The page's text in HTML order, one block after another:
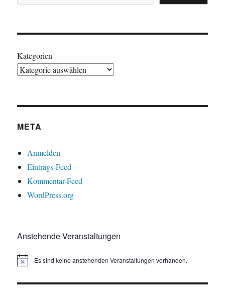
Kategorien
META
Anmelden
Eintrags-Feed
Kommentar-Feed
WordPress.org
Anstehende Veranstaltungen
H
w
Es sind keine anstehenden Veranstaltungen vorhanden.